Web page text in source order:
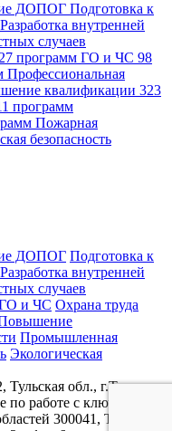
ДОПОГ Подготовка к
Разработка внутренней
случаев
27 программ ГО и ЧС 98
Профессиональная
квалификации 323
программ
Пожарная
безопасность
ДОПОГ Подготовка к
Разработка внутренней
случаев
и ЧС Охрана труда
Промышленная
Экологическая
Тульская обл., г.Тула,
по работе с ключевыми
300041, Тульская